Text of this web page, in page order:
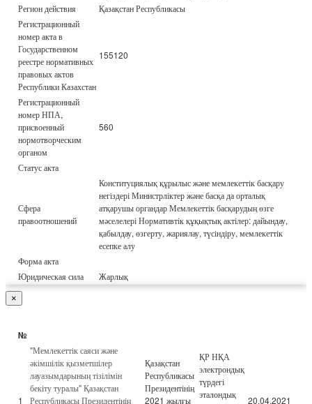
Регион действия
Қазақстан Республикасы
Регистрационный
номер акта в
Государственном
реестре нормативных
правовых актов
Республики Казахстан
155120
Регистрационный
номер НПА,
присвоенный
нормотворческим
органом
560
Статус акта
Сфера
правоотношений
Конституциялық құрылыс және мемлекеттік басқару
негіздері Министрліктер және басқа да орталық
атқарушы органдар Мемлекеттік басқарудың өзге
мәселелері Нормативтік құқықтық актілер: дайындау,
қабылдау, өзгерту, жариялау, түсіндіру, мемлекеттік
есепке алу
Форма акта
Юридическая сила
Жарлық
×
№
1
"Мемлекеттік саяси және
әкімшілік қызметшілер
лауазымдарының тізілімін
бекіту туралы" Қазақстан
Республикасы Президентінің
Қазақстан
Республикасы
Президентінің
2021 жылғы
ҚР НҚА
электрондық
түрдегі
эталондық
20.04.2021